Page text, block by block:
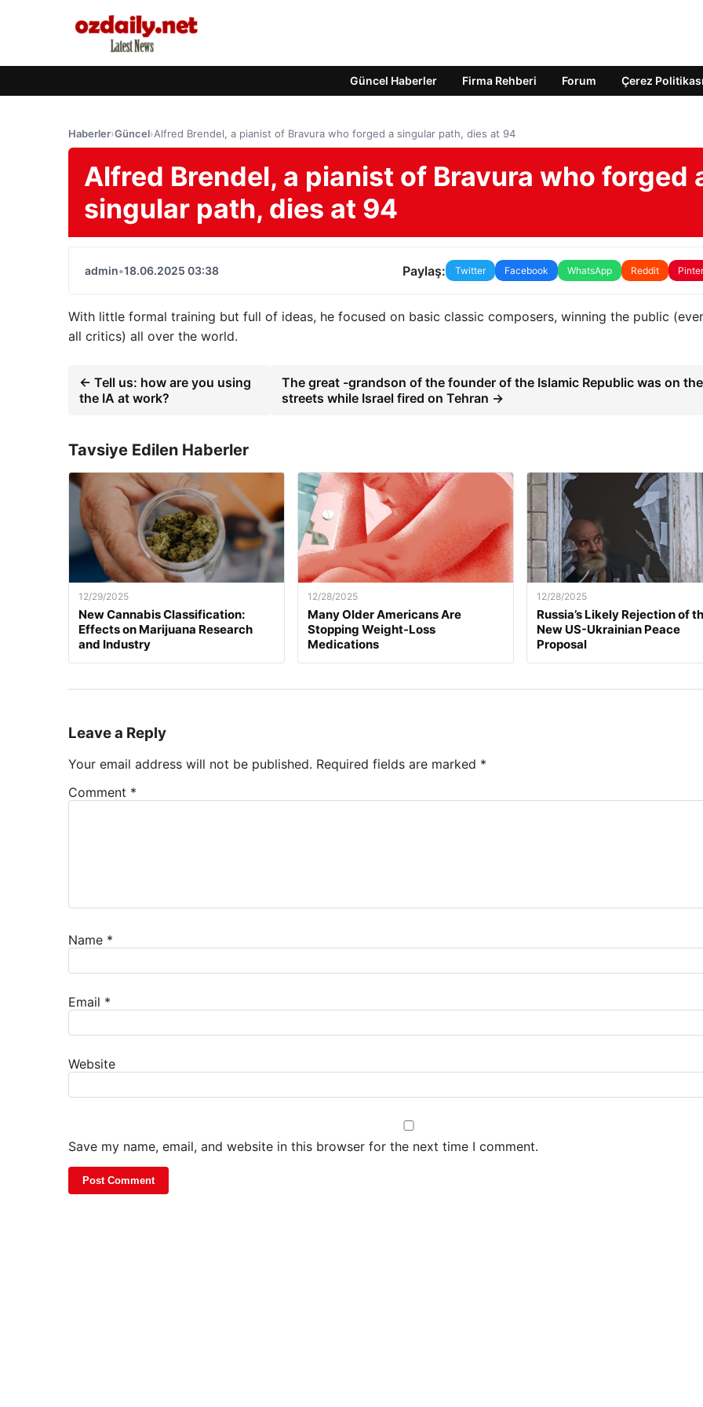
Güncel Haberler Firma Rehberi Forum Çerez Politikası
Haberler›Güncel›Alfred Brendel, a pianist of Bravura who forged a singular path, dies at 94
Alfred Brendel, a pianist of Bravura who forged
singular path, dies at 94
admin•18.06.2025 03:38 Paylaş: Twitter Facebook WhatsApp Reddit
With little formal training but full of ideas, he focused on basic classic composers, winning the public
all critics) all over the world.
← Tell us: how are you using
the IA at work?
The great -grandson of the founder of the Islamic Republic was on the
streets while Israel fired on Tehran →
Tavsiye Edilen Haberler
12/29/2025
New Cannabis Classification:
Effects on Marijuana Research
and Industry
12/28/2025
Many Older Americans Are
Stopping Weight-Loss
Medications
12/28/2025
Russia’s Likely Rejection of
New US-Ukrainian Peace
Proposal
Leave a Reply
Your email address will not be published. Required fields are marked *
Comment *
Name *
Email *
Website
Save my name, email, and website in this browser for the next time I comment.